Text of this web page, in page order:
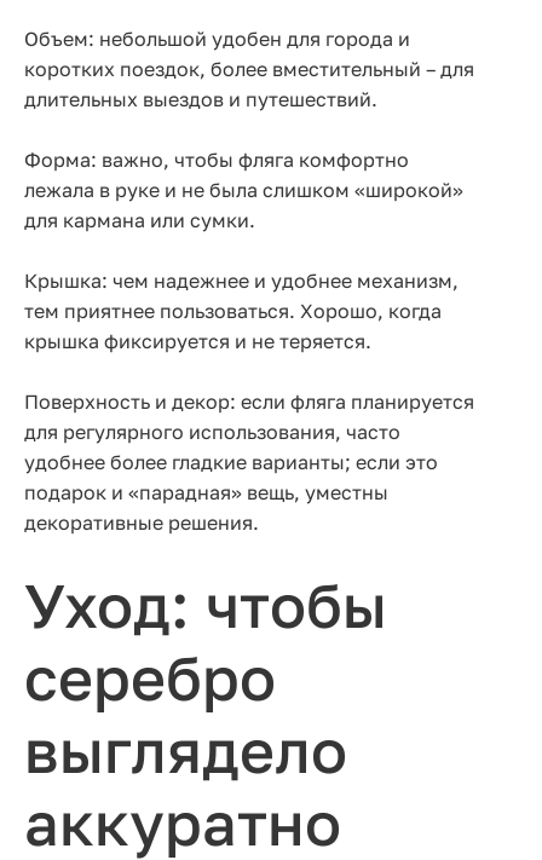
Объем: небольшой удобен для города и
коротких поездок, более вместительный – для
длительных выездов и путешествий.
Форма: важно, чтобы фляга комфортно
лежала в руке и не была слишком «широкой»
для кармана или сумки.
Крышка: чем надежнее и удобнее механизм,
тем приятнее пользоваться. Хорошо, когда
крышка фиксируется и не теряется.
Поверхность и декор: если фляга планируется
для регулярного использования, часто
удобнее более гладкие варианты; если это
подарок и «парадная» вещь, уместны
декоративные решения.
Уход: чтобы
серебро
выглядело
аккуратно